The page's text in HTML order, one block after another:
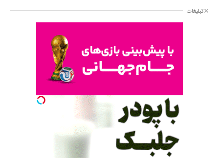
تبلیغات